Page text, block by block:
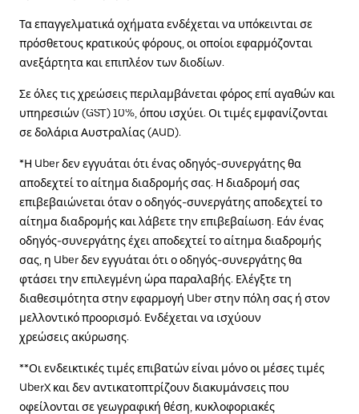
Τα επαγγελματικά οχήματα ενδέχεται να υπόκεινται σε
πρόσθετους κρατικούς φόρους, οι οποίοι εφαρμόζονται
ανεξάρτητα και επιπλέον των διοδίων.
Σε όλες τις χρεώσεις περιλαμβάνεται φόρος επί αγαθών και
υπηρεσιών (GST) 10%, όπου ισχύει. Οι τιμές εμφανίζονται
σε δολάρια Αυστραλίας (AUD).
*Η Uber δεν εγγυάται ότι ένας οδηγός-συνεργάτης θα
αποδεχτεί το αίτημα διαδρομής σας. Η διαδρομή σας
επιβεβαιώνεται όταν ο οδηγός-συνεργάτης αποδεχτεί το
αίτημα διαδρομής και λάβετε την επιβεβαίωση. Εάν ένας
οδηγός-συνεργάτης έχει αποδεχτεί το αίτημα διαδρομής
σας, η Uber δεν εγγυάται ότι ο οδηγός-συνεργάτης θα
φτάσει την επιλεγμένη ώρα παραλαβής. Ελέγξτε τη
διαθεσιμότητα στην εφαρμογή Uber στην πόλη σας ή στον
μελλοντικό προορισμό. Ενδέχεται να ισχύουν
χρεώσεις ακύρωσης.
**Οι ενδεικτικές τιμές επιβατών είναι μόνο οι μέσες τιμές
UberX και δεν αντικατοπτρίζουν διακυμάνσεις που
οφείλονται σε γεωγραφική θέση, κυκλοφοριακές